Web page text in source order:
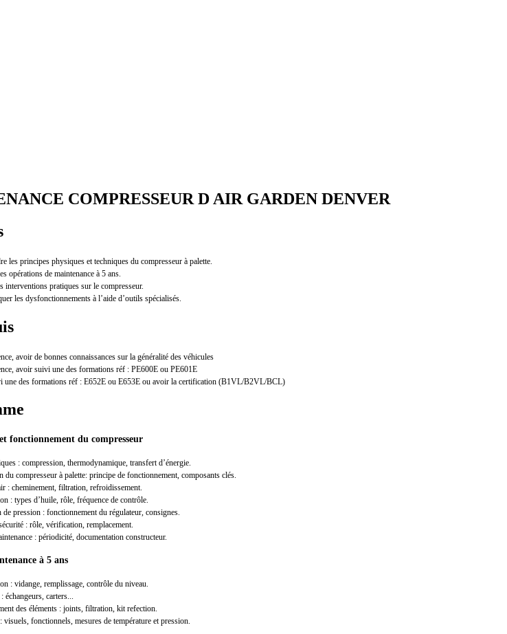
COMPRESSEUR D AIR GARDEN DENVER
les principes physiques et techniques du compresseur à palette.
opérations de maintenance à 5 ans.
interventions pratiques sur le compresseur.
les dysfonctionnements à l’aide d’outils spécialisés.
avoir de bonnes connaissances sur la généralité des véhicules
avoir suivi une des formations réf : PE600E ou PE601E
une des formations réf : E652E ou E653E ou avoir la certification (B1VL/B2VL/BCL)
fonctionnement du compresseur
: compression, thermodynamique, transfert d’énergie.
du compresseur à palette: principe de fonctionnement, composants clés.
: cheminement, filtration, refroidissement.
: types d’huile, rôle, fréquence de contrôle.
de pression : fonctionnement du régulateur, consignes.
: rôle, vérification, remplacement.
: périodicité, documentation constructeur.
à 5 ans
: vidange, remplissage, contrôle du niveau.
: échangeurs, carters...
des éléments : joints, filtration, kit refection.
: visuels, fonctionnels, mesures de température et pression.